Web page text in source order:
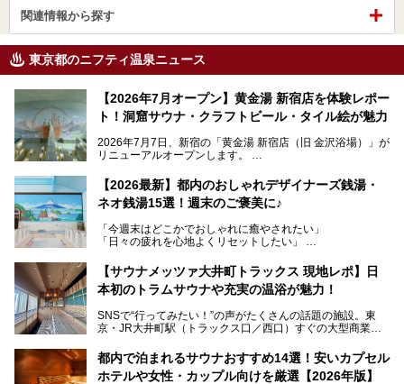
関連情報から探す
東京都のニフティ温泉ニュース
【2026年7月オープン】黄金湯 新宿店を体験レポー
ト！洞窟サウナ・クラフトビール・タイル絵が魅力
2026年7月7日、新宿の「黄金湯 新宿店（旧 金沢浴場）」が
リニューアルオープンします。
レトロでノスタルジックなタイル絵はそのまま、昔からここ
を知る地元の人にも、新しく足を運んでくれる人にも愛され
る、今の時代の"銭湯"として生まれ変わりました。洞窟のよ
ビアバーなど、新しく登場したスポットも併せて紹介しま
す。充実した設備があるのに、基本の入浴料が銭湯価格の5
【2026最新】都内のおしゃれデザイナーズ銭湯・
ネオ銭湯15選！週末のご褒美に♪
「今週末はどこかでおしゃれに癒やされたい」
「日々の疲れを心地よくリセットしたい」
となっている新しいスタイルの銭湯です。
最近、SNSやメディアで「デザイナーズ銭湯」や「ネオ銭
本記事では、そもそもこれらがどんな銭湯なのか、その気に
いおしゃれな名店15選を、おすすめの順番で一挙にご紹介
します。
【サウナメッツァ大井町トラックス 現地レポ】日
本初のトラムサウナや充実の温浴が魅力！
SNSで“行ってみたい！”の声がたくさんの話題の施設。東
京・JR大井町駅（トラックス口／西口）すぐの大型商業施
ツァ大井町トラックス」がニューオープン。施設の様子をレ
ポ―トします。
都内で泊まれるサウナおすすめ14選！安いカプセル
ホテルや女性・カップル向けを厳選【2026年版】